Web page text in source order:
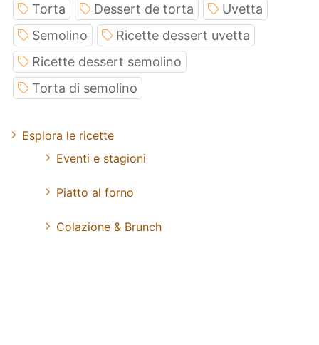
Torta Dessert de torta
Uvetta
Semolino
Ricette dessert uvetta
Ricette dessert semolino
Torta di semolino
Esplora le ricette
Eventi e stagioni
Piatto al forno
Colazione & Brunch